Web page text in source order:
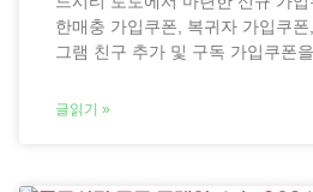
한매충 가입쿠폰, 복귀자 가입쿠
그램 친구 추가 및 구독 가입쿠폰
글읽기 »